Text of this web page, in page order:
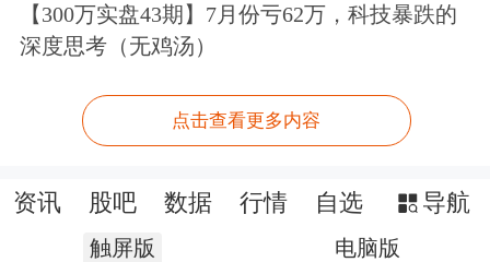
特朗普：将迅速结束对伊朗的战事！若
达成协议 或与伊朗最高领袖会晤
炸声 特朗普：将迅速结束战事
【300万实盘43期】7月份亏62万，科技暴跌的
深度思考（无鸡汤）
点击查看更多内容
资讯 股吧 数据 行情 自选 导航
触屏版 电脑版